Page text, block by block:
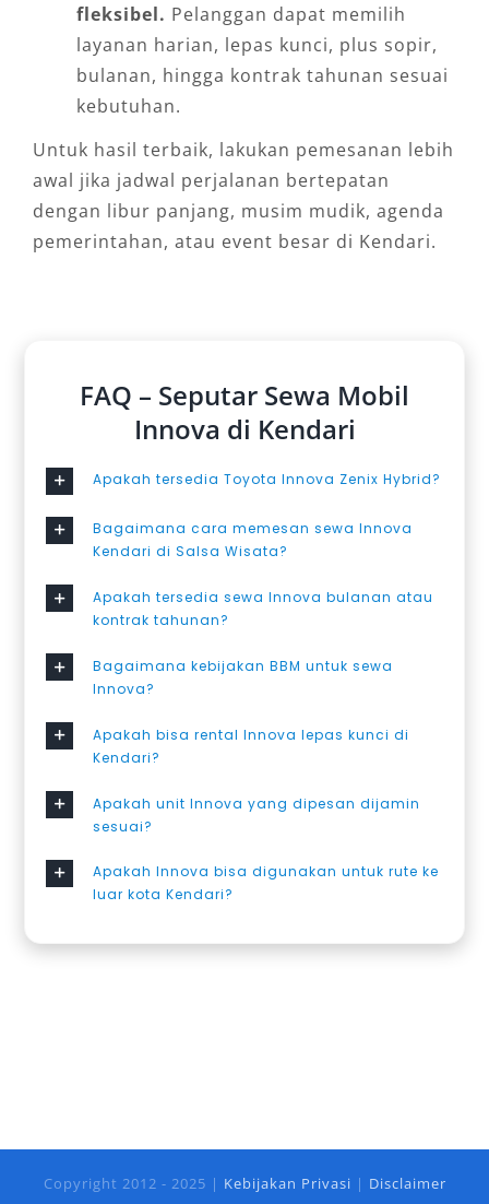
fleksibel. Pelanggan dapat memilih
layanan harian, lepas kunci, plus sopir,
bulanan, hingga kontrak tahunan sesuai
kebutuhan.
Untuk hasil terbaik, lakukan pemesanan lebih
awal jika jadwal perjalanan bertepatan
dengan libur panjang, musim mudik, agenda
pemerintahan, atau event besar di Kendari.
FAQ – Seputar Sewa Mobil
Innova di Kendari
Apakah tersedia Toyota Innova Zenix Hybrid?
Bagaimana cara memesan sewa Innova
Kendari di Salsa Wisata?
Apakah tersedia sewa Innova bulanan atau
kontrak tahunan?
Bagaimana kebijakan BBM untuk sewa
Innova?
Apakah bisa rental Innova lepas kunci di
Kendari?
Apakah unit Innova yang dipesan dijamin
sesuai?
Apakah Innova bisa digunakan untuk rute ke
luar kota Kendari?
Copyright 2012 - 2025 | Kebijakan Privasi | Disclaimer